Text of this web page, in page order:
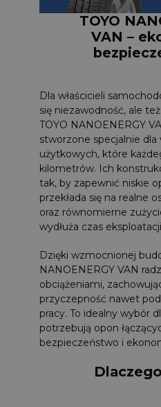
TOYO
VAN –
Dla właścicieli
się niezawodność, ale
TOYO NANOENERGY
stworzone specjalnie dla
użytkowych, które
kilometrów. Ich
tak, by zapewnić niskie
przekłada się na realne
oraz równomierne
wydłuża czas
Dzięki wzmocnionej
NANOENERGY VAN
obciążeniami,
przyczepność nawet
pracy. To idealny wybór
potrzebują opon
bezpieczeństwo i